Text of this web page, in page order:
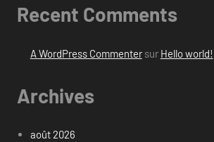
Recent Comments
A WordPress Commentersur Hello world!
Archives
août 2026